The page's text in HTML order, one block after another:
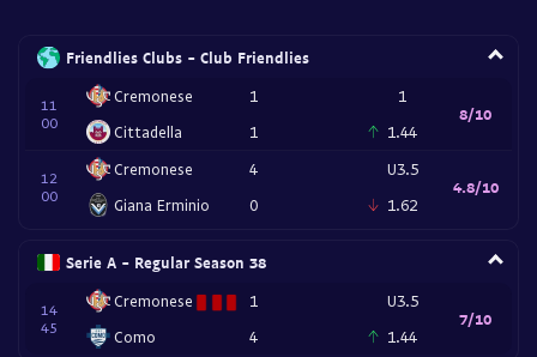
Friendlies Clubs - Club Friendlies
11
00
Cremonese
Cittadella
1
1
1
1.44
8/10
12
00
Cremonese
Giana Erminio
4
0
U3.5
1.62
4.8/10
Serie A - Regular Season 38
14
45
Cremonese
Como
1
4
U3.5
1.44
7/10